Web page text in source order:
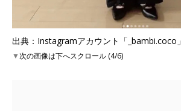
出典：Instagramアカウント「_bambi.coco」
▼次の画像は下へスクロール (4/6)